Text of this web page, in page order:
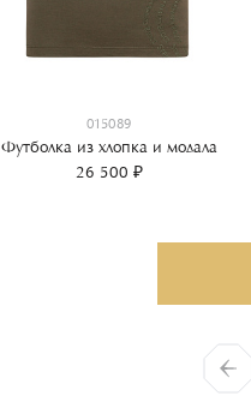
015089
Футболка из хлопка и модала
26 500 ₽